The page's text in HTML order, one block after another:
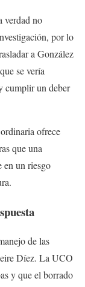
verdad no
por lo
a González
se vería
cumplir un deber
ofrece
que una
en un riesgo
de las
Díez. La UCO
y que el borrado